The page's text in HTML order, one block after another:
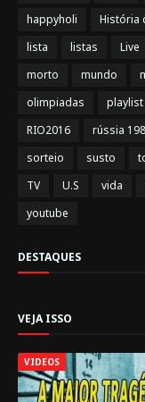
happyholi
História
lista
listas Live
morto
mundo
olimpiadas
playlist
RIO2016
rússia
sorteio
susto
TV
U.S vida
youtube
DESTAQUES
VEJA ISSO
VIDEOS